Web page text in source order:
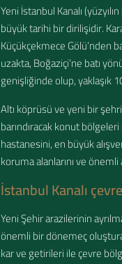
Yeni İstanbul Kanalı
büyük tarihi bir dirilişidir.
Küçükçekmece Gölü’nden
uzakta, Boğaziçi’ne batı
genişliğinde olup, yaklaşık
Altı köprüsü ve yeni bir
barındıracak konut
hastanesini, en büyük
koruma alanlarını ve önemli
İstanbul Kanalı
Yeni Şehir arazilerinin
önemli bir dönemeç
kar ve getirileri ile çevre